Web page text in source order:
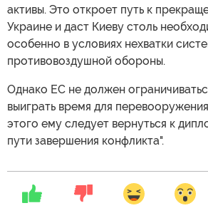
активы. Это откроет путь к
Украине и даст Киеву столь
особенно в условиях нехватки
противовоздушной обороны.
Однако ЕС не должен
выиграть время для
этого ему следует вернуться к
пути завершения конфликта".